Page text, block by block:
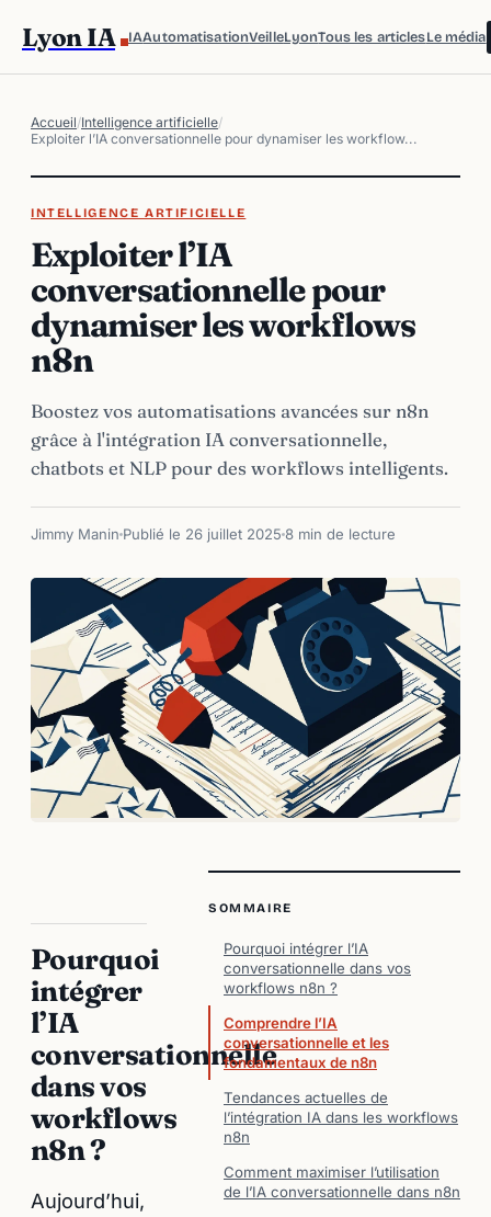
Lyon IA IAAutomatisationVeilleLyonTous les articlesLe média
Accueil/Intelligence artificielle/
Exploiter l’IA conversationnelle pour dynamiser les workflow...
INTELLIGENCE ARTIFICIELLE
Exploiter l’IA
conversationnelle pour
dynamiser les workflows
n8n
Boostez vos automatisations avancées sur n8n
grâce à l'intégration IA conversationnelle,
chatbots et NLP pour des workflows intelligents.
Jimmy Manin Publié le 26 juillet 2025 8 min de lecture
Pourquoi
intégrer
l’IA
conversationnelle
dans vos
workflows
n8n ?
Aujourd’hui,
SOMMAIRE
Pourquoi intégrer l’IA
conversationnelle dans vos
workflows n8n ?
Comprendre l’IA
conversationnelle et les
fondamentaux de n8n
Tendances actuelles de
l’intégration IA dans les workflows
n8n
Comment maximiser l’utilisation
de l’IA conversationnelle dans n8n